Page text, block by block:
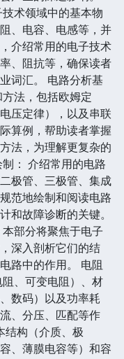
术领域中的基本物
、电容、电感等，并
介绍常用的电子技术
、阻抗等，确保读者
词汇。 电路分析基
法，包括欧姆定
压定律），以及串联
算例，帮助读者掌握
法，为理解更复杂的
： 介绍常用的电路
极管、三极管、集成
范地绘制和阅读电路
和故障诊断的关键。
部分将聚焦于电子
深入剖析它们的结
路中的作用。 电阻
、可变电阻）、材
数码）以及功率耗
、分压、匹配等作
结构（介质、极
、薄膜电容等）和容